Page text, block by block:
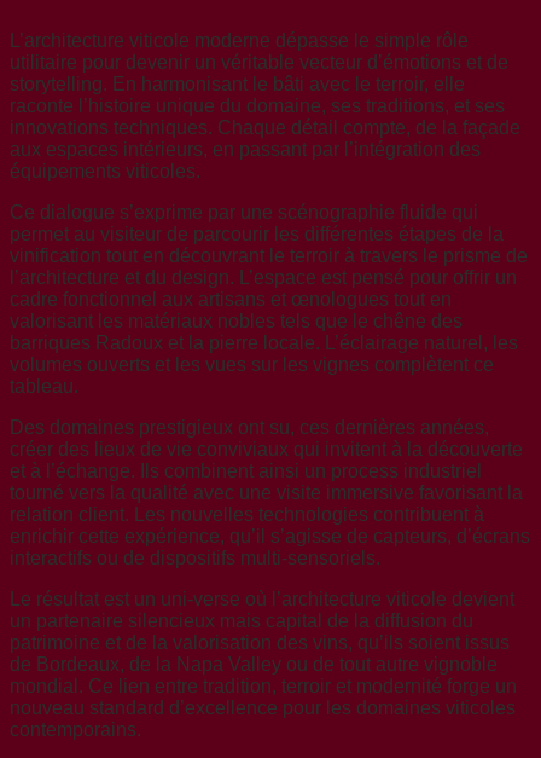
L’architecture viticole moderne dépasse le simple rôle
utilitaire pour devenir un véritable vecteur d’émotions et de
storytelling. En harmonisant le bâti avec le terroir, elle
raconte l’histoire unique du domaine, ses traditions, et ses
innovations techniques. Chaque détail compte, de la façade
aux espaces intérieurs, en passant par l’intégration des
équipements viticoles.
Ce dialogue s’exprime par une scénographie fluide qui
permet au visiteur de parcourir les différentes étapes de la
vinification tout en découvrant le terroir à travers le prisme de
l’architecture et du design. L’espace est pensé pour offrir un
cadre fonctionnel aux artisans et œnologues tout en
valorisant les matériaux nobles tels que le chêne des
barriques Radoux et la pierre locale. L’éclairage naturel, les
volumes ouverts et les vues sur les vignes complètent ce
tableau.
Des domaines prestigieux ont su, ces dernières années,
créer des lieux de vie conviviaux qui invitent à la découverte
et à l’échange. Ils combinent ainsi un process industriel
tourné vers la qualité avec une visite immersive favorisant la
relation client. Les nouvelles technologies contribuent à
enrichir cette expérience, qu’il s’agisse de capteurs, d’écrans
interactifs ou de dispositifs multi-sensoriels.
Le résultat est un uni-verse où l’architecture viticole devient
un partenaire silencieux mais capital de la diffusion du
patrimoine et de la valorisation des vins, qu’ils soient issus
de Bordeaux, de la Napa Valley ou de tout autre vignoble
mondial. Ce lien entre tradition, terroir et modernité forge un
nouveau standard d’excellence pour les domaines viticoles
contemporains.